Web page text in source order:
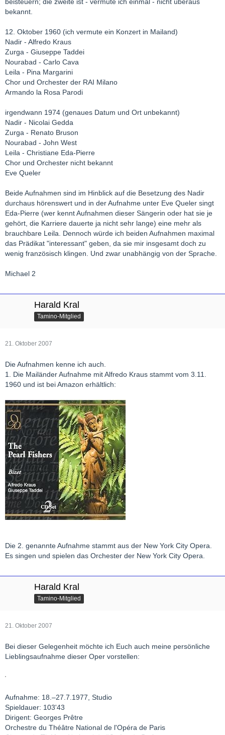
beisteuern; die zweite ist - vermute ich einmal - nicht überaus
bekannt.
12. Oktober 1960 (ich vermute ein Konzert in Mailand)
Nadir - Alfredo Kraus
Zurga - Giuseppe Taddei
Nourabad - Carlo Cava
Leila - Pina Margarini
Chor und Orchester der RAI Milano
Armando la Rosa Parodi
irgendwann 1974 (genaues Datum und Ort unbekannt)
Nadir - Nicolai Gedda
Zurga - Renato Bruson
Nourabad - John West
Leila - Christiane Eda-Pierre
Chor und Orchester nicht bekannt
Eve Queler
Beide Aufnahmen sind im Hinblick auf die Besetzung des Nadir
durchaus hörenswert und in der Aufnahme unter Eve Queler singt
Eda-Pierre (wer kennt Aufnahmen dieser Sängerin oder hat sie je
gehört, die Karriere dauerte ja nicht sehr lange) eine mehr als
brauchbare Leila. Dennoch würde ich beiden Aufnahmen maximal
das Prädikat "interessant" geben, da sie mir insgesamt doch zu
wenig französisch klingen. Und zwar unabhängig von der Sprache.
Michael 2
Harald Kral
Tamino-Mitglied
21. Oktober 2007
Die Aufnahmen kenne ich auch.
1. Die Mailänder Aufnahme mit Alfredo Kraus stammt vom 3.11.
1960 und ist bei Amazon erhältlich:
Die 2. genannte Aufnahme stammt aus der New York City Opera.
Es singen und spielen das Orchester der New York City Opera.
Harald Kral
Tamino-Mitglied
21. Oktober 2007
Bei dieser Gelegenheit möchte ich Euch auch meine persönliche
Lieblingsaufnahme dieser Oper vorstellen:
Aufnahme: 18.–27.7.1977, Studio
Spieldauer: 103'43
Dirigent: Georges Prêtre
Orchestre du Théâtre National de l'Opéra de Paris